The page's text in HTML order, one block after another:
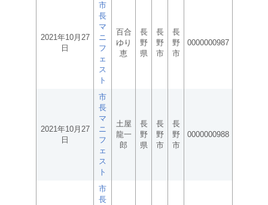
2021年10月27
日
市
長
マ
ニ
フ
ェ
ス
ト
百合
ゆり
恵
長
野
県
長
野
市
長
野
市
0000000987
2021年10月27
日
市
長
マ
ニ
フ
ェ
ス
ト
土屋
龍一
郎
長
野
県
長
野
市
長
野
市
0000000988
市
長